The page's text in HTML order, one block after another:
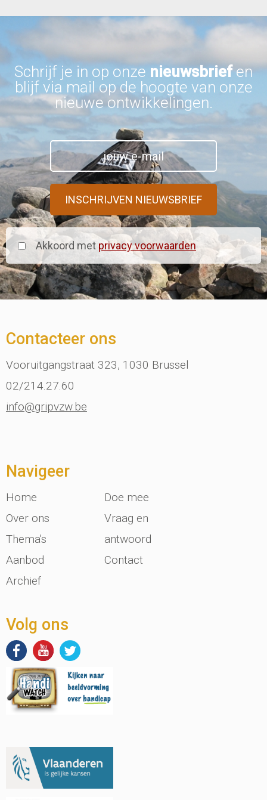
Schrijf je in op onze nieuwsbriefen
blijf via mail op de hoogte van onze
nieuwe ontwikkelingen.
Akkoord met privacy voorwaarden
Contacteer ons
Vooruitgangstraat 323, 1030 Brussel
02/214.27.60
info@gripvzw.be
Navigeer
Home
Over ons
Thema's
Aanbod
Archief
Doe mee
Vraag en
antwoord
Contact
Volg ons